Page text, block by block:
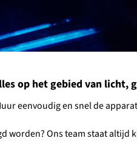
op het gebied van licht,
eenvoudig en snel de
worden? Ons team staat